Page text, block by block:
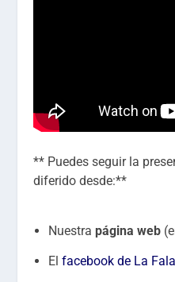
** Puedes seguir la
diferido desde:**
Nuestra página web
El facebook de La